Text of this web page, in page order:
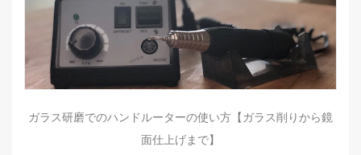
ガラス研磨でのハンドルーターの使い方【ガラス削りから鏡
面仕上げまで】